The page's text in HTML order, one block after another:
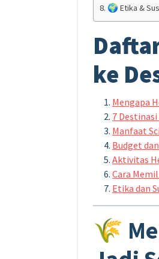
🌍 Etika &
ke
Mengapa
7
Manfaat
Budget
Aktivitas
Cara
Etika dan
🌾